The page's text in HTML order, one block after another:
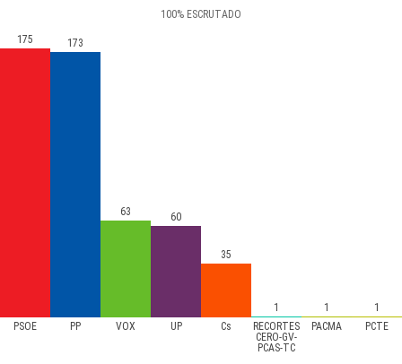
100% ESCRUTADO
PSOE PP VOX UP Cs
RECORTES
CERO-GV-
PCAS-TC
PACMA PCTE
175 173
63 60
35
1 1 1